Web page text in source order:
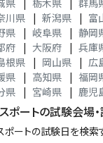
川県 | 新潟県 | 富
県 | 岐阜県 | 静岡
府 | 大阪府 | 兵庫
根県 | 岡山県 | 広
県 | 高知県 | 福岡
県 | 宮崎県 | 鹿児
ポートの試験会場
ートの試験日を検索